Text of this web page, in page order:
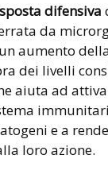
difensiva
da
aumento
dei livelli
aiuta ad
e a
loro azione.